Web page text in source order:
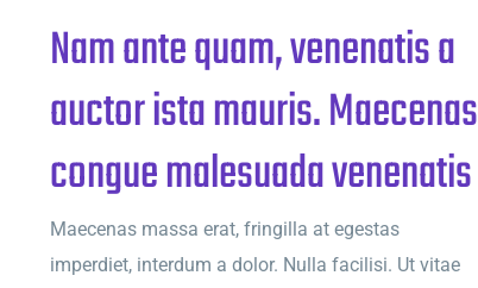
Nam ante quam, venenatis a
auctor ista mauris. Maecenas
congue malesuada venenatis
Maecenas massa erat, fringilla at egestas
imperdiet, interdum a dolor. Nulla facilisi. Ut vitae